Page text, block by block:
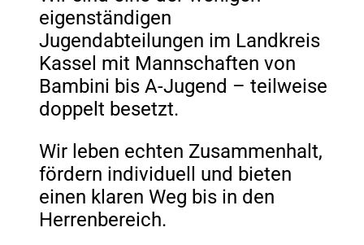
eigenständigen
Jugendabteilungen im Landkreis
Kassel mit Mannschaften von
Bambini bis A-Jugend – teilweise
doppelt besetzt.
Wir leben echten Zusammenhalt,
fördern individuell und bieten
einen klaren Weg bis in den
Herrenbereich.